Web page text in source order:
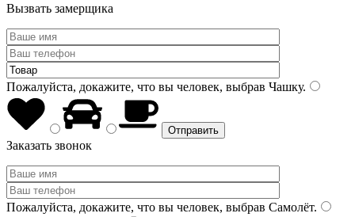
Вызвать замерщика
Пожалуйста, докажите, что вы человек, выбрав Чашку.
Заказать звонок
Пожалуйста, докажите, что вы человек, выбрав Самолёт.